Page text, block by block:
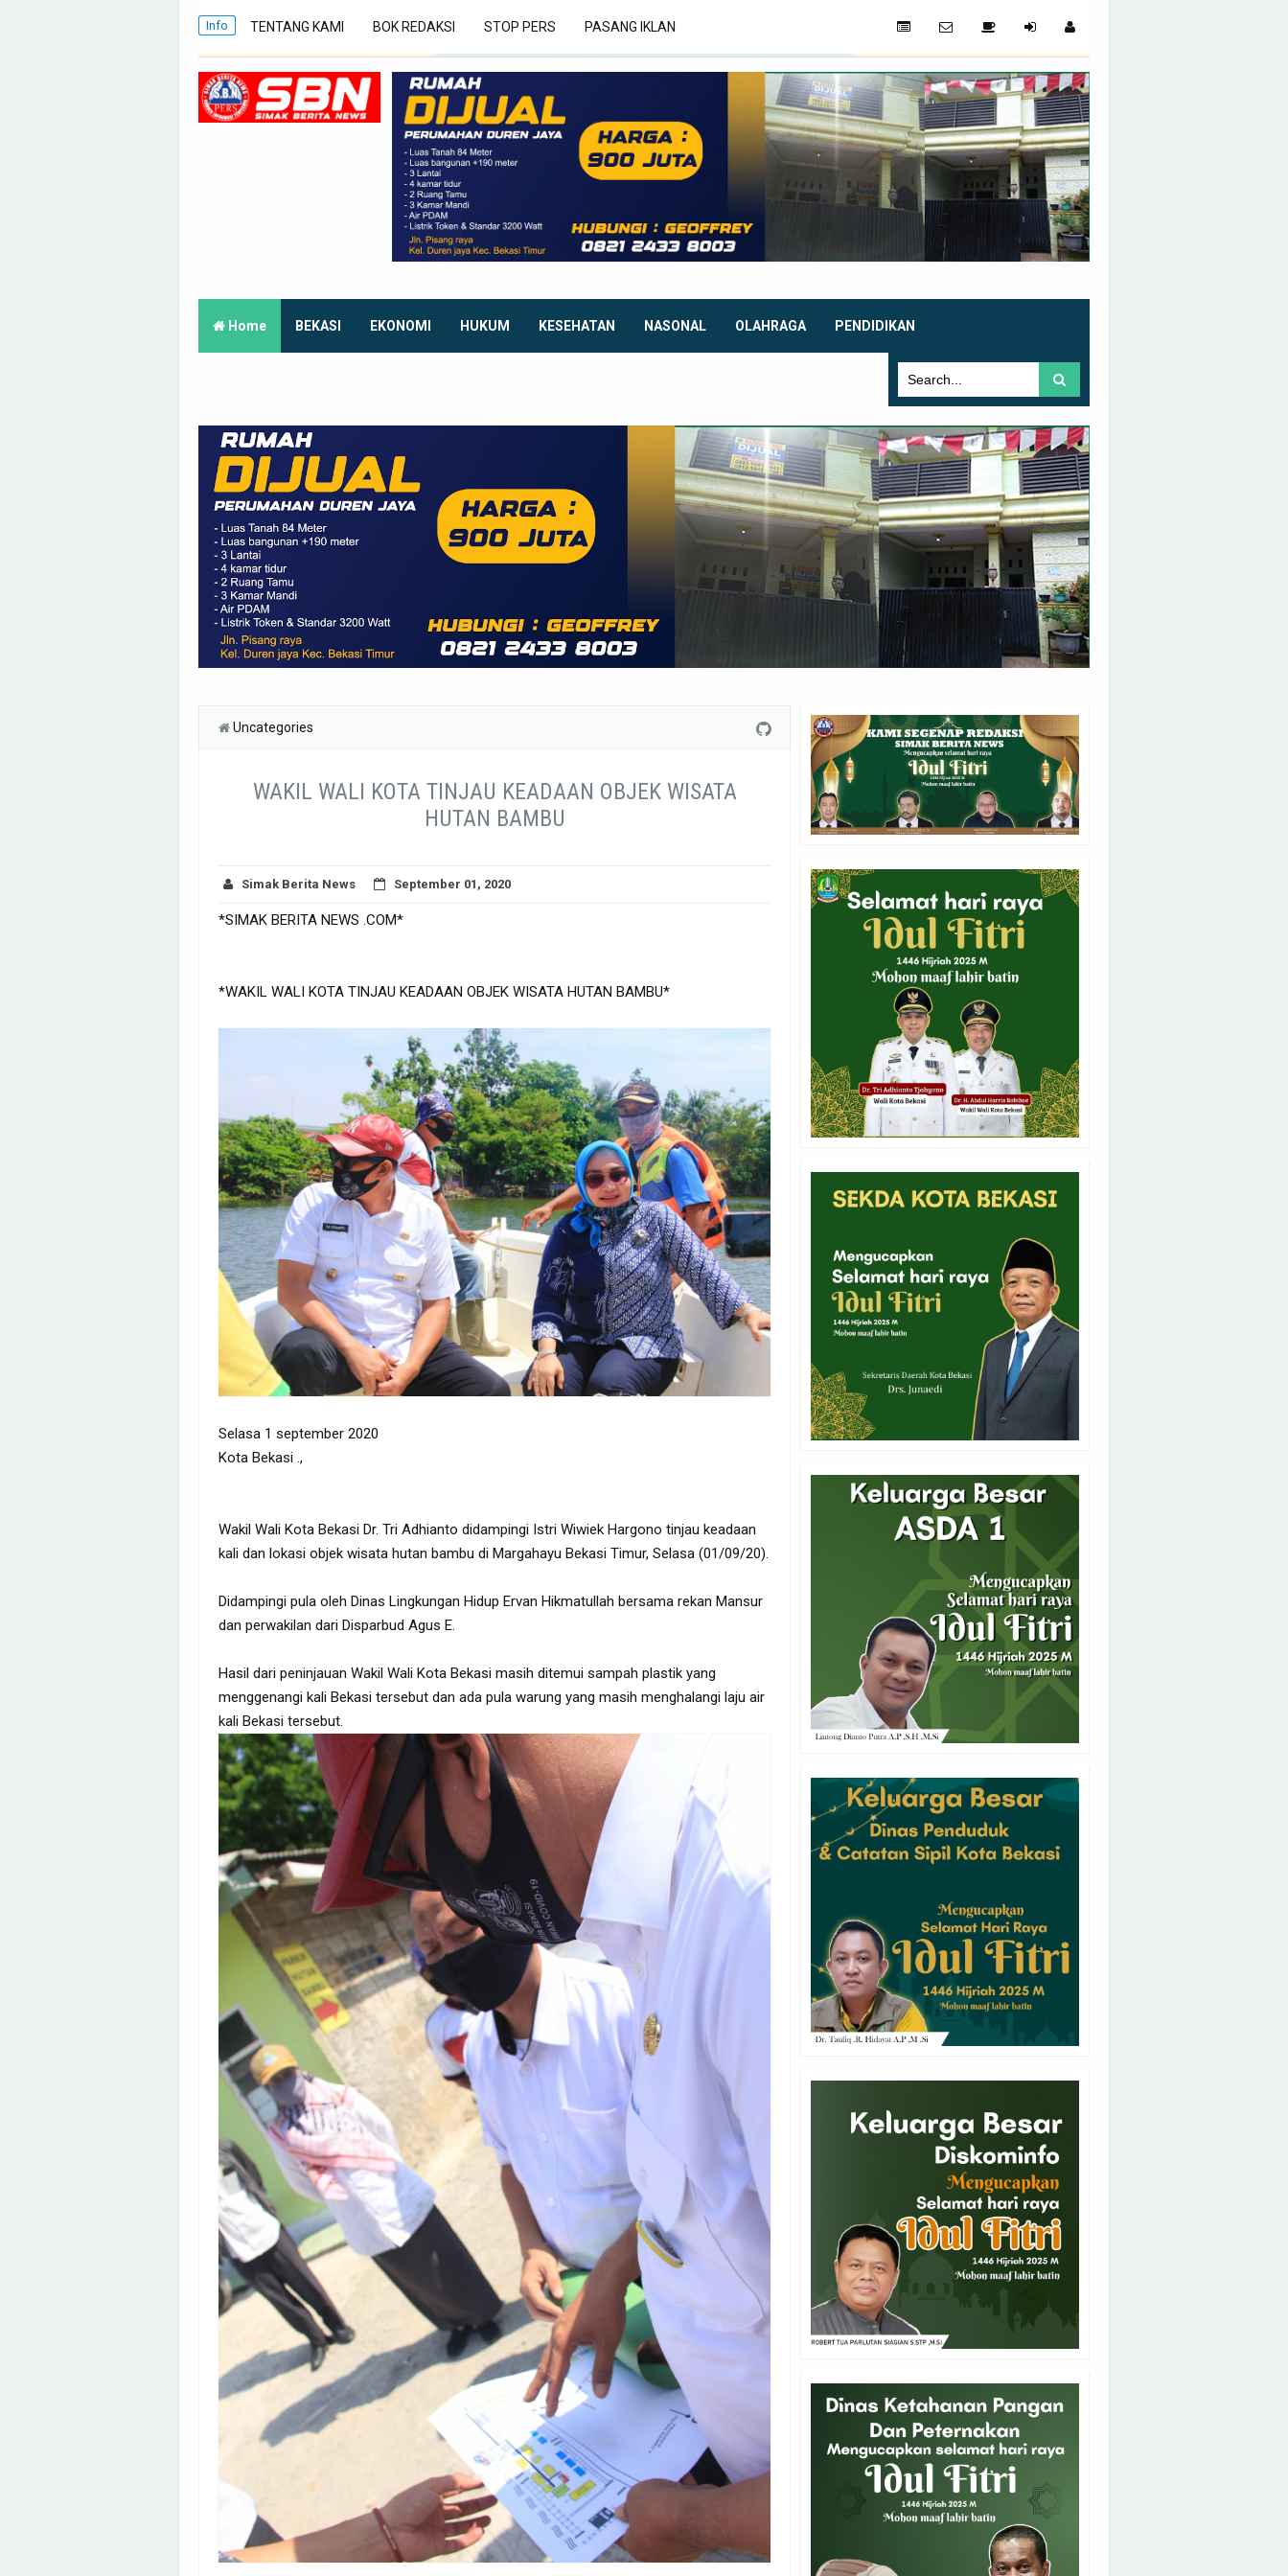
Info TENTANG KAMI BOK REDAKSI STOP PERS PASANG IKLAN
Home BEKASI EKONOMI HUKUM KESEHATAN NASONAL OLAHRAGA PENDIDIKAN
Uncategories
WAKIL WALI KOTA TINJAU KEADAAN OBJEK WISATA
HUTAN BAMBU
Simak Berita News September 01, 2020
*SIMAK BERITA NEWS .COM*
*WAKIL WALI KOTA TINJAU KEADAAN OBJEK WISATA HUTAN BAMBU*
Selasa 1 september 2020
Kota Bekasi .,
Wakil Wali Kota Bekasi Dr. Tri Adhianto didampingi Istri Wiwiek Hargono tinjau keadaan
kali dan lokasi objek wisata hutan bambu di Margahayu Bekasi Timur, Selasa (01/09/20).
Didampingi pula oleh Dinas Lingkungan Hidup Ervan Hikmatullah bersama rekan Mansur
dan perwakilan dari Disparbud Agus E.
Hasil dari peninjauan Wakil Wali Kota Bekasi masih ditemui sampah plastik yang
menggenangi kali Bekasi tersebut dan ada pula warung yang masih menghalangi laju air
kali Bekasi tersebut.